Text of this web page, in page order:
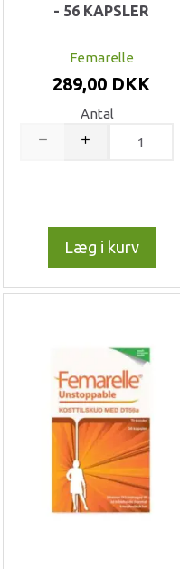
- 56 KAPSLER
Femarelle
289,00 DKK
Antal
Læg i kurv